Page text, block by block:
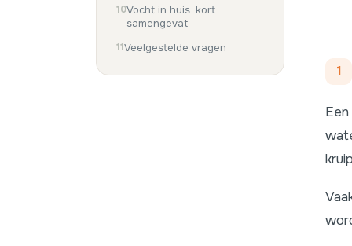
Vocht in huis: kort
samengevat
Veelgestelde vragen
1